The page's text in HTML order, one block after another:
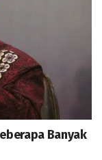
Banyak